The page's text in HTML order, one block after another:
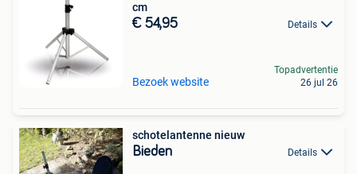
cm
€ 54,95 Details
Bezoek website
Topadvertentie
26 jul 26
schotelantenne nieuw
Bieden Details